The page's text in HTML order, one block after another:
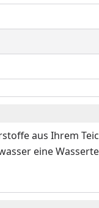
aus Ihrem
eine